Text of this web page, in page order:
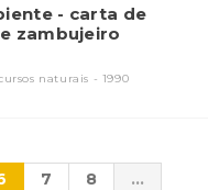
- carta de
zambujeiro
naturais - 1990
7 8
...